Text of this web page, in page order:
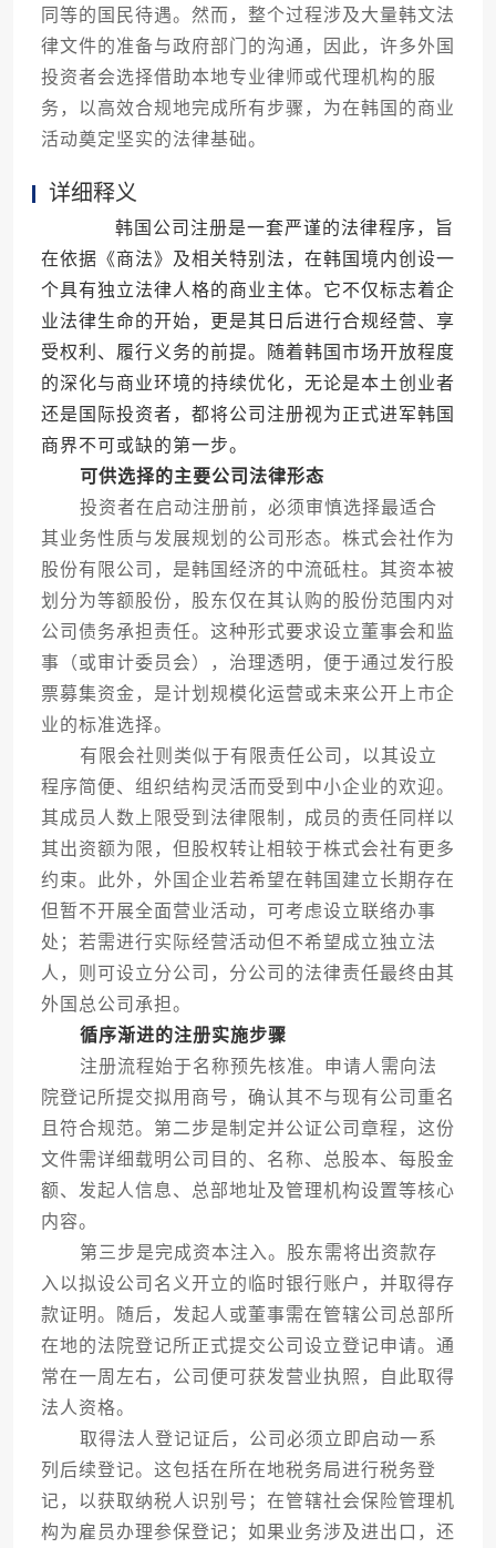
同等的国民待遇。然而，整个过程涉及大量韩文法
律文件的准备与政府部门的沟通，因此，许多外国
投资者会选择借助本地专业律师或代理机构的服
务，以高效合规地完成所有步骤，为在韩国的商业
活动奠定坚实的法律基础。
详细释义
韩国公司注册是一套严谨的法律程序，旨
在依据《商法》及相关特别法，在韩国境内创设一
个具有独立法律人格的商业主体。它不仅标志着企
业法律生命的开始，更是其日后进行合规经营、享
受权利、履行义务的前提。随着韩国市场开放程度
的深化与商业环境的持续优化，无论是本土创业者
还是国际投资者，都将公司注册视为正式进军韩国
商界不可或缺的第一步。
可供选择的主要公司法律形态
投资者在启动注册前，必须审慎选择最适合
其业务性质与发展规划的公司形态。株式会社作为
股份有限公司，是韩国经济的中流砥柱。其资本被
划分为等额股份，股东仅在其认购的股份范围内对
公司债务承担责任。这种形式要求设立董事会和监
事（或审计委员会），治理透明，便于通过发行股
票募集资金，是计划规模化运营或未来公开上市企
业的标准选择。
有限会社则类似于有限责任公司，以其设立
程序简便、组织结构灵活而受到中小企业的欢迎。
其成员人数上限受到法律限制，成员的责任同样以
其出资额为限，但股权转让相较于株式会社有更多
约束。此外，外国企业若希望在韩国建立长期存在
但暂不开展全面营业活动，可考虑设立联络办事
处；若需进行实际经营活动但不希望成立独立法
人，则可设立分公司，分公司的法律责任最终由其
外国总公司承担。
循序渐进的注册实施步骤
注册流程始于名称预先核准。申请人需向法
院登记所提交拟用商号，确认其不与现有公司重名
且符合规范。第二步是制定并公证公司章程，这份
文件需详细载明公司目的、名称、总股本、每股金
额、发起人信息、总部地址及管理机构设置等核心
内容。
第三步是完成资本注入。股东需将出资款存
入以拟设公司名义开立的临时银行账户，并取得存
款证明。随后，发起人或董事需在管辖公司总部所
在地的法院登记所正式提交公司设立登记申请。通
常在一周左右，公司便可获发营业执照，自此取得
法人资格。
取得法人登记证后，公司必须立即启动一系
列后续登记。这包括在所在地税务局进行税务登
记，以获取纳税人识别号；在管辖社会保险管理机
构为雇员办理参保登记；如果业务涉及进出口，还